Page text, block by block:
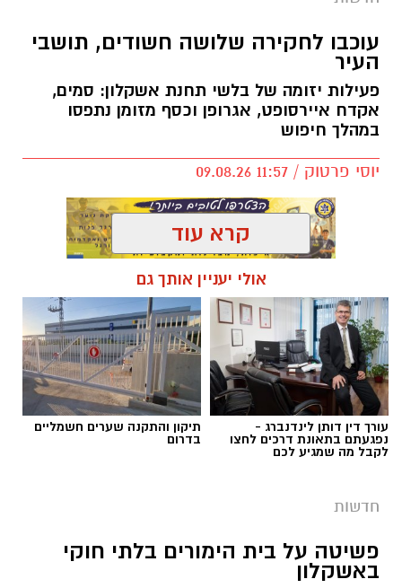
עוכבו לחקירה שלושה חשודים, תושבי
העיר
פעילות יזומה של בלשי תחנת אשקלון: סמים,
אקדח איירסופט, אגרופן וכסף מזומן נתפסו
במהלך חיפוש
יוסי פרטוק / 11:57 09.08.26
תגים:עוכבו שלושה תושבים
קרא עוד
אולי יעניין אותך גם
עורך דין דותן לינדנברג -
נפגעתם בתאונת דרכים לחצו
לקבל מה שמגיע לכם
תיקון והתקנה שערים חשמליים
בדרום
חדשות
פשיטה על בית הימורים בלתי חוקי
באשקלון